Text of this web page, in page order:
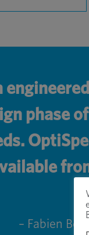
phase
– Fabien